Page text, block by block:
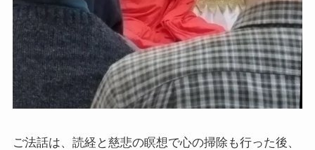
ご法話は、読経と慈悲の瞑想で心の掃除も行った後、